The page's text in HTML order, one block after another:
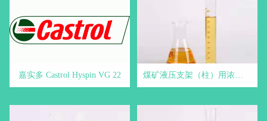
嘉实多 Castrol Hyspin VG 22